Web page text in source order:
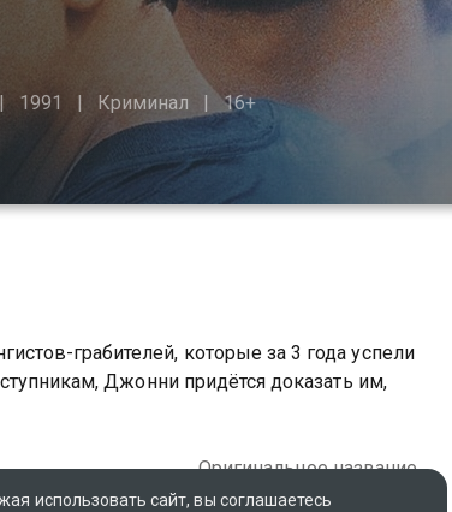
1991 Криминал 16+
грабителей, которые за 3 года успели
Джонни придётся доказать им,
Оригинальное название
Point Break
использовать сайт, вы соглашаетесь